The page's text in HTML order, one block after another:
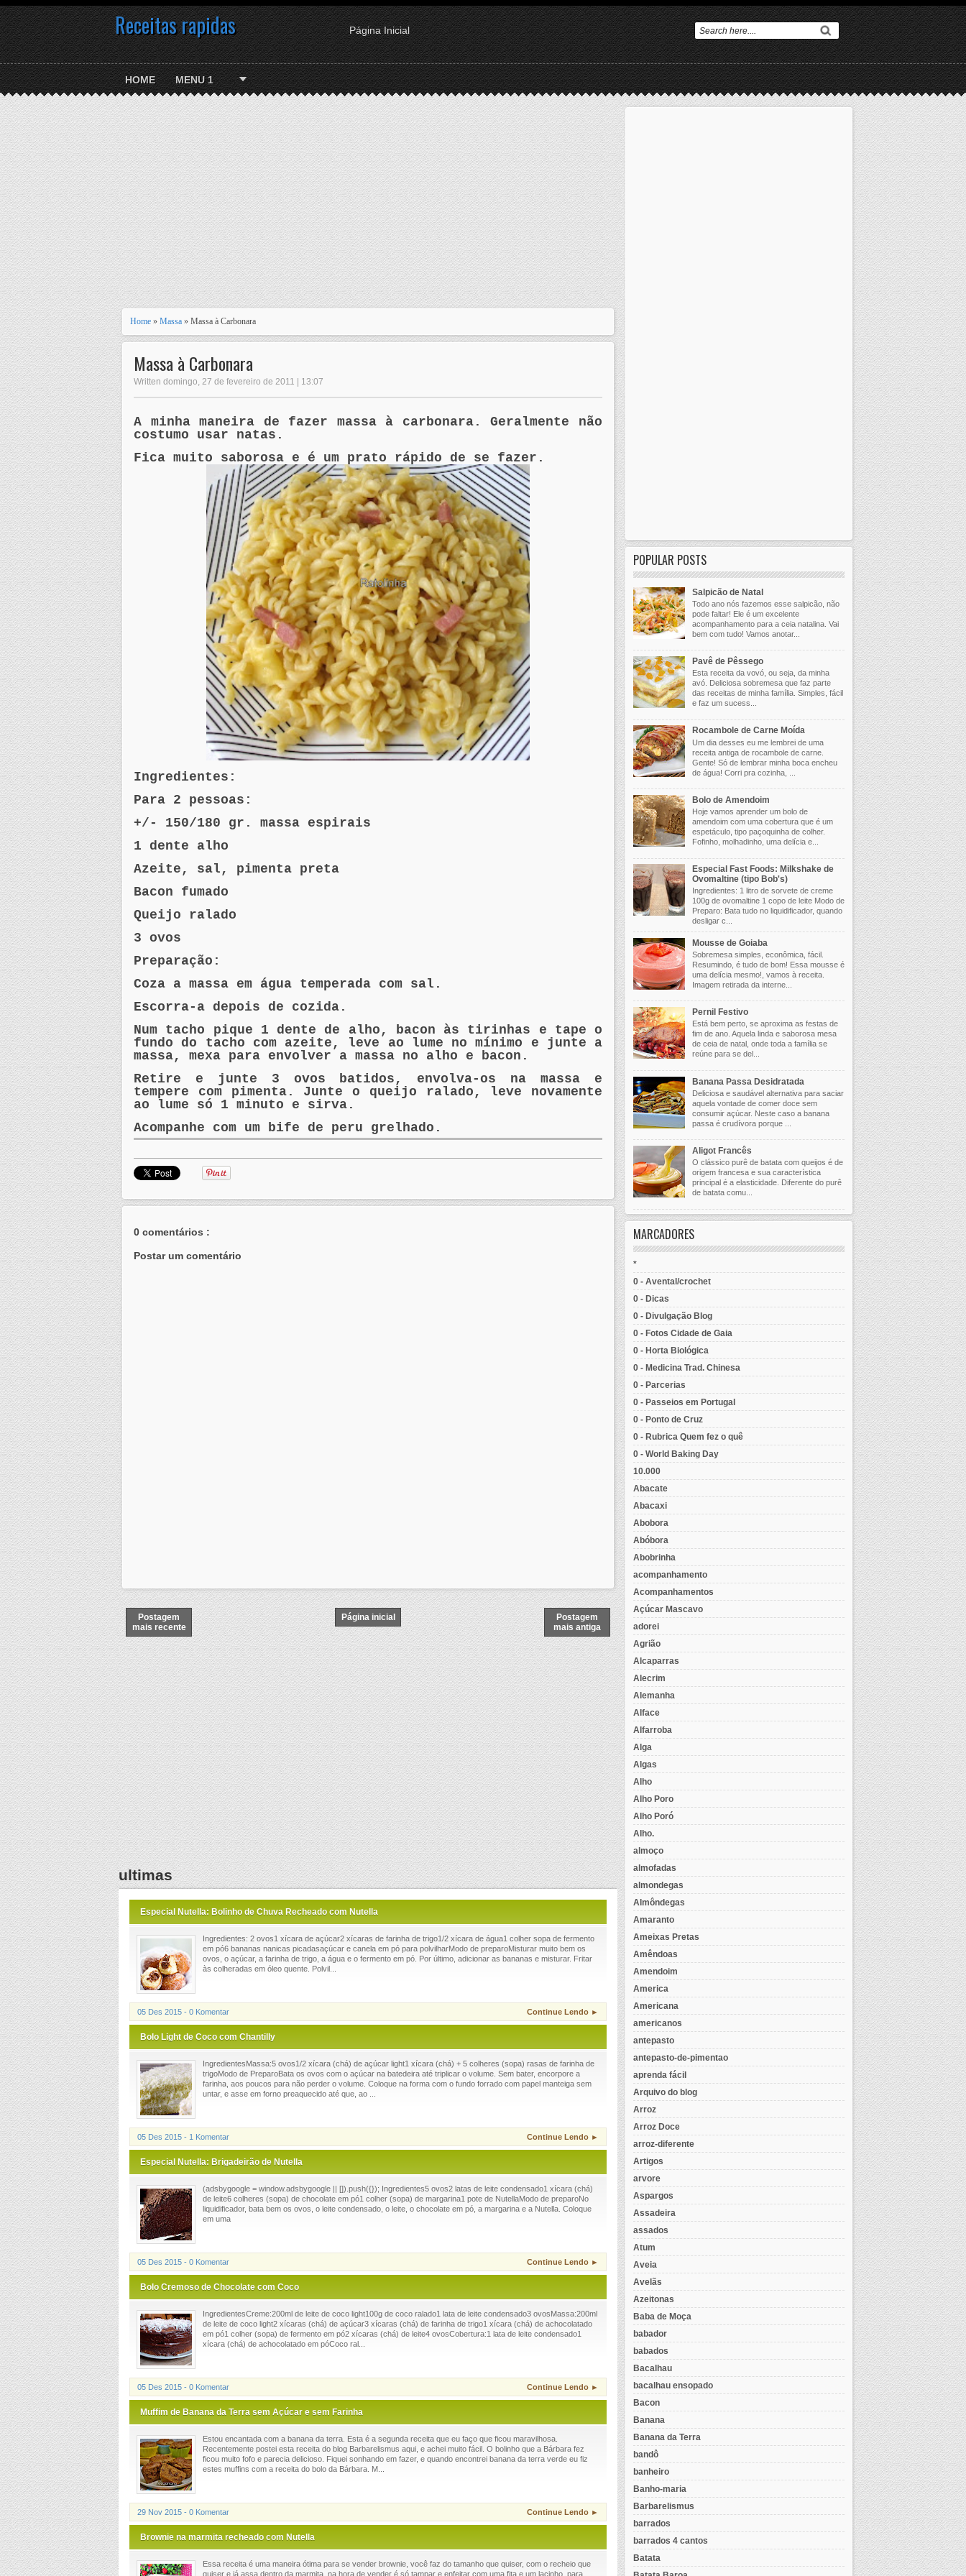
Receitas rapidas Página Inicial
HOME MENU 1
Home » Massa » Massa à Carbonara
Massa à Carbonara
Written domingo, 27 de fevereiro de 2011 | 13:07
A minha maneira de fazer massa à carbonara. Geralmente não
costumo usar natas.
Fica muito saborosa e é um prato rápido de se fazer.
Ingredientes:
Para 2 pessoas:
+/- 150/180 gr . massa espirais
1 dente alho
Azeite, sal, pimenta preta
Bacon fumado
Queijo ralado
3 ovos
Preparação:
Coza a massa em água temperada com sal.
Escorra-a depois de cozida.
Num tacho pique 1 dente de alho, bacon às tirinhas e tape o
fundo do tacho com azeite, leve ao lume nomínimo e junte a
massa, mexa para envolver a massa no alho e bacon .
Retire e junte 3 ovos batidos, envolva-os na massa e
tempere com pimenta. Junte o queijo ralado, leve novamente
ao lume só 1 minuto e sirva.
Acompanhe com um bife de peru grelhado.
0 comentários :
Postar um comentário
Postagem
mais recente
Postagem
mais antiga
Página inicial
ultimas
Especial Nutella: Bolinho de Chuva Recheado com Nutella
Ingredientes: 2 ovos1 xícara de açúcar2 xícaras de farinha de trigo1/2 xícara de água1 colher sopa de fermento
em pó6 bananas nanicas picadasaçúcar e canela em pó para polvilharModo de preparoMisturar muito bem os
ovos, o açúcar, a farinha de trigo, a água e o fermento em pó. Por último, adicionar as bananas e misturar. Fritar
às colheradas em óleo quente. Polvil...
05 Des 2015 - 0 Komentar Continue Lendo ►
Bolo Light de Coco com Chantilly
IngredientesMassa:5 ovos1/2 xícara (chá) de açúcar light1 xícara (chá) + 5 colheres (sopa) rasas de farinha de
trigoModo de PreparoBata os ovos com o açúcar na batedeira até triplicar o volume. Sem bater, encorpore a
farinha, aos poucos para não perder o volume. Coloque na forma com o fundo forrado com papel manteiga sem
untar, e asse em forno preaquecido até que, ao ...
05 Des 2015 - 1 Komentar Continue Lendo ►
Especial Nutella: Brigadeirão de Nutella
(adsbygoogle = window.adsbygoogle || []).push({}); Ingredientes5 ovos2 latas de leite condensado1 xícara (chá)
de leite6 colheres (sopa) de chocolate em pó1 colher (sopa) de margarina1 pote de NutellaModo de preparoNo
liquidificador, bata bem os ovos, o leite condensado, o leite, o chocolate em pó, a margarina e a Nutella. Coloque
em uma
05 Des 2015 - 0 Komentar Continue Lendo ►
Bolo Cremoso de Chocolate com Coco
IngredientesCreme:200ml de leite de coco light100g de coco ralado1 lata de leite condensado3 ovosMassa:200ml
de leite de coco light2 xícaras (chá) de açúcar3 xícaras (chá) de farinha de trigo1 xícara (chá) de achocolatado
em pó1 colher (sopa) de fermento em pó2 xícaras (chá) de leite4 ovosCobertura:1 lata de leite condensado1
xícara (chá) de achocolatado em póCoco ral...
05 Des 2015 - 0 Komentar Continue Lendo ►
Muffim de Banana da Terra sem Açúcar e sem Farinha
Estou encantada com a banana da terra. Esta é a segunda receita que eu faço que ficou maravilhosa.
Recentemente postei esta receita do blog Barbarelismus aqui, e achei muito fácil. O bolinho que a Bárbara fez
ficou muito fofo e parecia delicioso. Fiquei sonhando em fazer, e quando encontrei banana da terra verde eu fiz
estes muffins com a receita do bolo da Bárbara. M...
29 Nov 2015 - 0 Komentar Continue Lendo ►
Brownie na marmita recheado com Nutella
Essa receita é uma maneira ótima para se vender brownie, você faz do tamanho que quiser, com o recheio que
quiser e já assa dentro da marmita, na hora de vender é só tampar e enfeitar com uma fita e um lacinho, para
POPULAR POSTS
Salpicão de Natal
Todo ano nós fazemos esse salpicão, não
pode faltar! Ele é um excelente
acompanhamento para a ceia natalina. Vai
bem com tudo! Vamos anotar...
Pavê de Pêssego
Esta receita da vovó, ou seja, da minha
avó. Deliciosa sobremesa que faz parte
das receitas de minha família. Simples, fácil
e faz um sucess...
Rocambole de Carne Moída
Um dia desses eu me lembrei de uma
receita antiga de rocambole de carne.
Gente! Só de lembrar minha boca encheu
de água! Corri pra cozinha, ...
Bolo de Amendoim
Hoje vamos aprender um bolo de
amendoim com uma cobertura que é um
espetáculo, tipo paçoquinha de colher.
Fofinho, molhadinho, uma delícia e...
Especial Fast Foods: Milkshake de
Ovomaltine (tipo Bob's)
Ingredientes: 1 litro de sorvete de creme
100g de ovomaltine 1 copo de leite Modo de
Preparo: Bata tudo no liquidificador, quando
desligar c...
Mousse de Goiaba
Sobremesa simples, econômica, fácil.
Resumindo, é tudo de bom! Essa mousse é
uma delícia mesmo!, vamos à receita.
Imagem retirada da interne...
Pernil Festivo
Está bem perto, se aproxima as festas de
fim de ano. Aquela linda e saborosa mesa
de ceia de natal, onde toda a família se
reúne para se del...
Banana Passa Desidratada
Deliciosa e saudável alternativa para saciar
aquela vontade de comer doce sem
consumir açúcar. Neste caso a banana
passa é crudívora porque ...
Aligot Francês
O clássico purê de batata com queijos é de
origem francesa e sua característica
principal é a elasticidade. Diferente do purê
de batata comu...
MARCADORES
*
0 - Avental/crochet
0 - Dicas
0 - Divulgação Blog
0 - Fotos Cidade de Gaia
0 - Horta Biológica
0 - Medicina Trad. Chinesa
0 - Parcerias
0 - Passeios em Portugal
0 - Ponto de Cruz
0 - Rubrica Quem fez o quê
0 - World Baking Day
10.000
Abacate
Abacaxi
Abobora
Abóbora
Abobrinha
acompanhamento
Acompanhamentos
Açúcar Mascavo
adorei
Agrião
Alcaparras
Alecrim
Alemanha
Alface
Alfarroba
Alga
Algas
Alho
Alho Poro
Alho Poró
Alho.
almoço
almofadas
almondegas
Almôndegas
Amaranto
Ameixas Pretas
Amêndoas
Amendoim
America
Americana
americanos
antepasto
antepasto-de-pimentao
aprenda fácil
Arquivo do blog
Arroz
Arroz Doce
arroz-diferente
Artigos
arvore
Aspargos
Assadeira
assados
Atum
Aveia
Avelãs
Azeitonas
Baba de Moça
babador
babados
Bacalhau
bacalhau ensopado
Bacon
Banana
Banana da Terra
bandô
banheiro
Banho-maria
Barbarelismus
barrados
barrados 4 cantos
Batata